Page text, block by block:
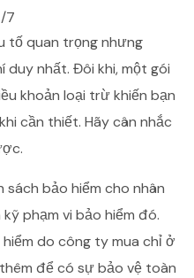
7
tố quan trọng nhưng
nhất. Đôi khi, một gói
khoản loại trừ khiến bạn
cần thiết. Hãy cân nhắc
bảo hiểm cho nhân
phạm vi bảo hiểm đó.
do công ty mua chỉ ở
để có sự bảo vệ toàn